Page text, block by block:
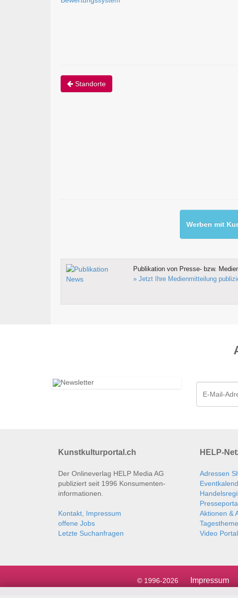
Standorte
Werben mit
Publikation von Presse- bzw.
» Jetzt Ihre Medienmitteilung
Kunstkulturportal.ch
Der Onlineverlag HELP Media AG
publiziert seit 1996 Konsumenten­
informationen.
Kontakt, Impressum
offene Jobs
Letzte Suchanfragen
HELP-
Adressen
Aktionen &
Video Portal
© 1996-2026 Impressum